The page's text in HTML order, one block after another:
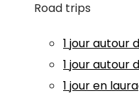
Road trips
1 jour autour
1 jour autour
1 jour en